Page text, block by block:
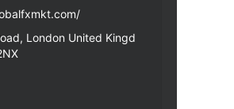
London United Kingd